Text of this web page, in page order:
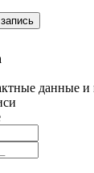
данные